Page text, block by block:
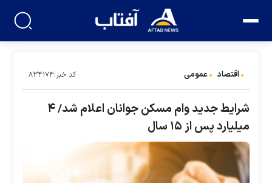
اقتصاد عمومی کد خبر:۸۳۴۱۷۴
شرایط جدید وام مسکن جوانان اعلام شد/ ۴
میلیارد پس از ۱۵ سال